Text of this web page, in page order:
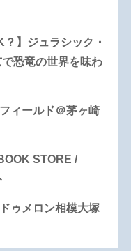
？】ジュラシック・
恐竜の世界を味わ
ィールド＠茅ヶ崎
STORE /
ゥメロン相模大塚